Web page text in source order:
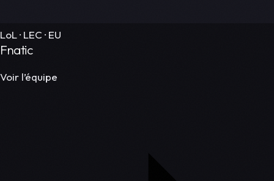
LoL · LEC · EU
Fnatic
Voir l’équipe